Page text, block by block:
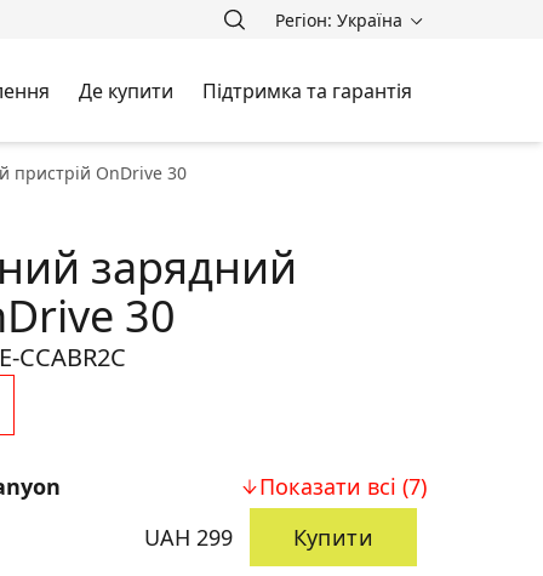
Регіон: Україна
Де купити Підтримка та гарантія
пристрій OnDrive 30
зарядний
30
CCABR2C
UAH 299
Купити
Показати всі (7)